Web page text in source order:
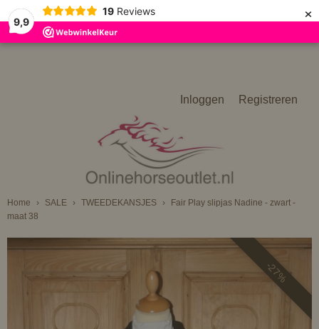
9,9
19 Reviews ×
Inloggen Registreren
Home › SALE › TWEEDEKANSJES ›
Fair Play slipjas Nadine - zwart -
maat 38
-27%